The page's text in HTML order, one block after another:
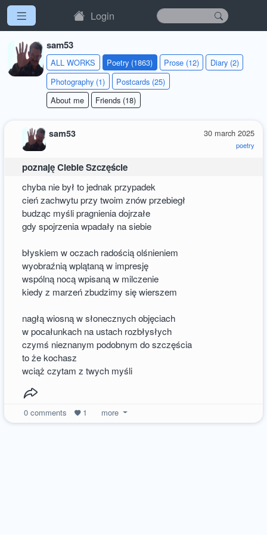
Login
sam53
ALL WORKS Poetry (1863) Prose (12)
Diary (2)
Photography (1)
Postcards (25)
About me
Friends (18)
30 march 2025
poetry
sam53
poznaję Ciebie Szczęście
chyba nie był to jednak przypadek
cień zachwytu przy twoim znów przebiegł
budząc myśli pragnienia dojrzałe
gdy spojrzenia wpadały na siebie
błyskiem w oczach radością olśnieniem
wyobraźnią wplątaną w impresję
wspólną nocą wpisaną w milczenie
kiedy z marzeń zbudzimy się wierszem
nagłą wiosną w słonecznych objęciach
w pocałunkach na ustach rozbłysłych
czymś nieznanym podobnym do szczęścia
to że kochasz
wciąż czytam z twych myśli
0comments 1 more